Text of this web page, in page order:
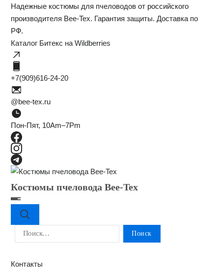
Надежные костюмы для пчеловодов от российского
производителя Bee-Tex. Гарантия защиты. Доставка по
РФ.
Каталог Битекс на Wildberries
+7(909)616-24-20
@bee-tex.ru
Пон-Пят, 10Am–7Pm
Костюмы пчеловода Bee-Tex
Контакты